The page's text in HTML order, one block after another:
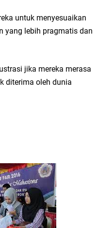
untuk menyesuaikan
yang lebih pragmatis dan
jika mereka merasa
diterima oleh dunia